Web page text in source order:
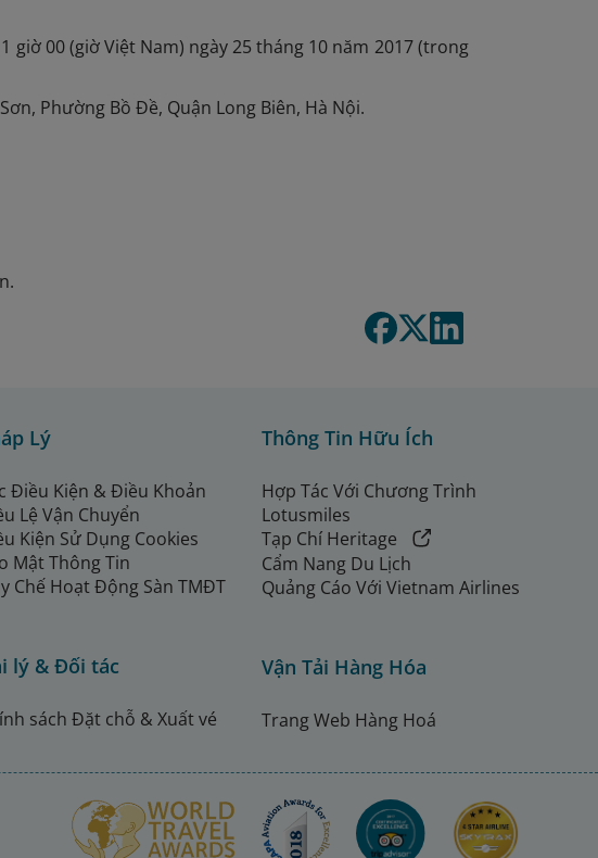
00 (giờ Việt Nam) ngày 25 tháng 10 năm 2017 (trong
Phường Bồ Đề, Quận Long Biên, Hà Nội.
Lý
Điều Kiện & Điều Khoản
Lệ Vận Chuyển
Kiện Sử Dụng Cookies
Mật Thông Tin
Chế Hoạt Động Sàn TMĐT
lý & Đối tác
sách Đặt chỗ & Xuất vé
Thông Tin Hữu Ích
Hợp Tác Với Chương Trình
Lotusmiles
Tạp Chí Heritage
Cẩm Nang Du Lịch
Quảng Cáo Với Vietnam Airlines
Vận Tải Hàng Hóa
Trang Web Hàng Hoá